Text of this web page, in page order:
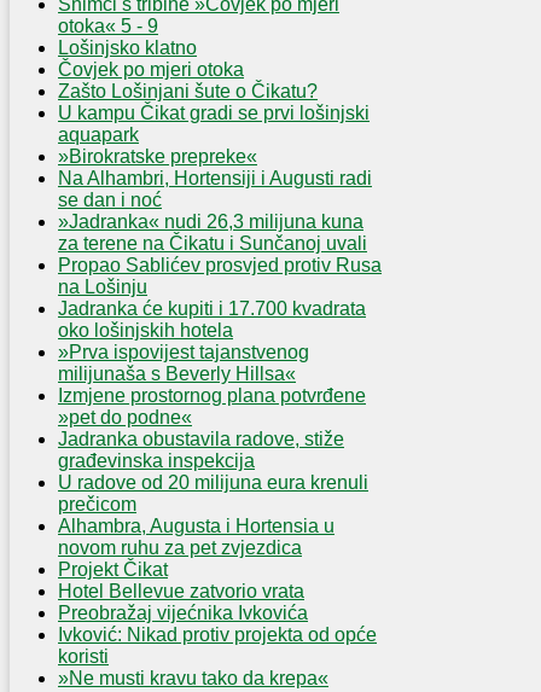
Snimci s tribine »Čovjek po mjeri
otoka« 5 - 9
Lošinjsko klatno
Čovjek po mjeri otoka
Zašto Lošinjani šute o Čikatu?
U kampu Čikat gradi se prvi lošinjski
aquapark
»Birokratske prepreke«
Na Alhambri, Hortensiji i Augusti radi
se dan i noć
»Jadranka« nudi 26,3 milijuna kuna
za terene na Čikatu i Sunčanoj uvali
Propao Sablićev prosvjed protiv Rusa
na Lošinju
Jadranka će kupiti i 17.700 kvadrata
oko lošinjskih hotela
»Prva ispovijest tajanstvenog
milijunaša s Beverly Hillsa«
Izmjene prostornog plana potvrđene
»pet do podne«
Jadranka obustavila radove, stiže
građevinska inspekcija
U radove od 20 milijuna eura krenuli
prečicom
Alhambra, Augusta i Hortensia u
novom ruhu za pet zvjezdica
Projekt Čikat
Hotel Bellevue zatvorio vrata
Preobražaj vijećnika Ivkovića
Ivković: Nikad protiv projekta od opće
koristi
»Ne musti kravu tako da krepa«